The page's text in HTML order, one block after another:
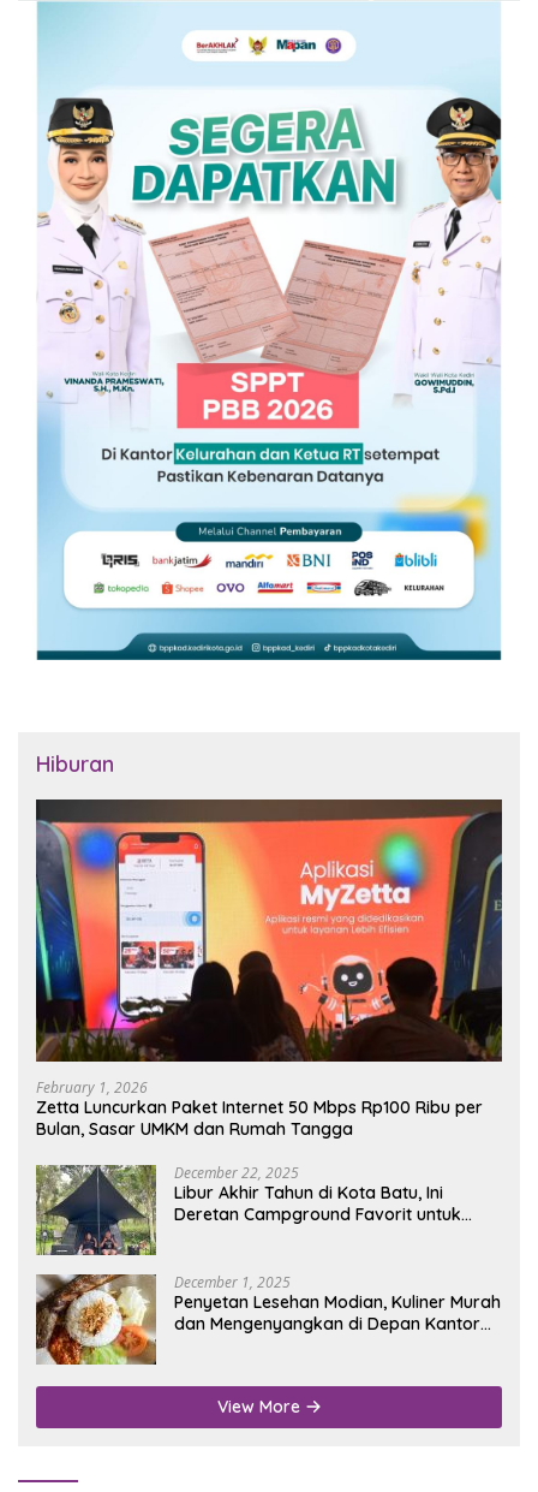
Hiburan
February 1, 2026
Zetta Luncurkan Paket Internet 50 Mbps Rp100 Ribu per
Bulan, Sasar UMKM dan Rumah Tangga
December 22, 2025
Libur Akhir Tahun di Kota Batu, Ini
Deretan Campground Favorit untuk
December 1, 2025
Penyetan Lesehan Modian, Kuliner Murah
dan Mengenyangkan di Depan Kantor
View More